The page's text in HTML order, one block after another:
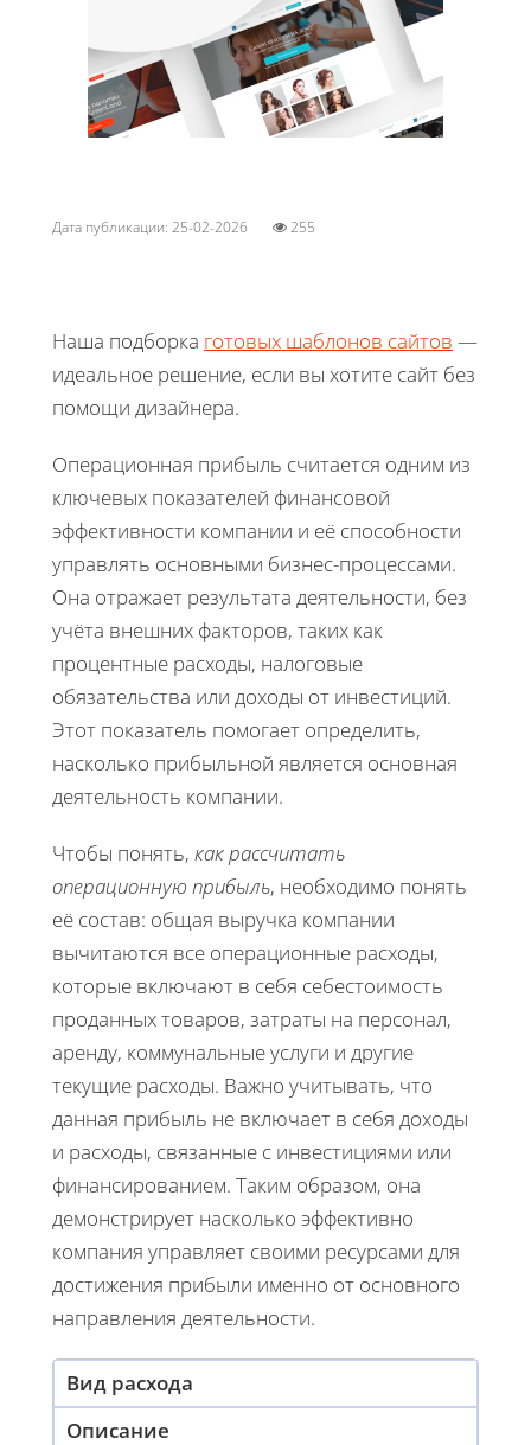
Дата публикации: 25-02-2026 255
Наша подборка готовых шаблонов сайтов —
идеальное решение, если вы хотите сайт без
помощи дизайнера.
Операционная прибыль считается одним из
ключевых показателей финансовой
эффективности компании и её способности
управлять основными бизнес-процессами.
Она отражает результата деятельности, без
учёта внешних факторов, таких как
процентные расходы, налоговые
обязательства или доходы от инвестиций.
Этот показатель помогает определить,
насколько прибыльной является основная
деятельность компании.
Чтобы понять, как рассчитать
операционную прибыль, необходимо понять
её состав: общая выручка компании
вычитаются все операционные расходы,
которые включают в себя себестоимость
проданных товаров, затраты на персонал,
аренду, коммунальные услуги и другие
текущие расходы. Важно учитывать, что
данная прибыль не включает в себя доходы
и расходы, связанные с инвестициями или
финансированием. Таким образом, она
демонстрирует насколько эффективно
компания управляет своими ресурсами для
достижения прибыли именно от основного
направления деятельности.
Вид расхода
Описание